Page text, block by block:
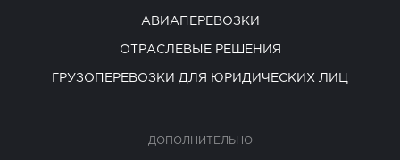
АВИАПЕРЕВОЗКИ
ОТРАСЛЕВЫЕ РЕШЕНИЯ
ГРУЗОПЕРЕВОЗКИ ДЛЯ ЮРИДИЧЕСКИХ ЛИЦ
ДОПОЛНИТЕЛЬНО